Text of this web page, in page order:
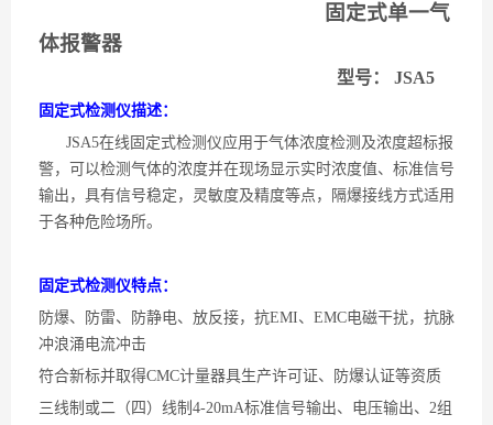
固定式单一气
体报警器
型号： JSA5
固定式检测仪描述：
JSA5在线固定式检测仪应用于气体浓度检测及浓度超标报
警，可以检测气体的浓度并在现场显示实时浓度值、标准信号
输出，具有信号稳定，灵敏度及精度等点，隔爆接线方式适用
于各种危险场所。
固定式检测仪特点：
防爆、防雷、防静电、放反接，抗EMI、EMC电磁干扰，抗脉
冲浪涌电流冲击
符合新标并取得CMC计量器具生产许可证、防爆认证等资质
三线制或二（四）线制 4-20mA标准信号输出、电压输出、2组